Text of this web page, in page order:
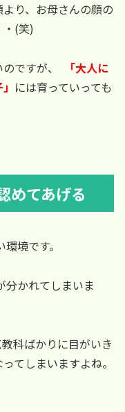
り、お母さんの顔の
・(笑)
ですが、
「大人に
には育っていっても
めてあげる
境です。
分かれてしまいま
科ばかりに目がいき
てしまいますよね。